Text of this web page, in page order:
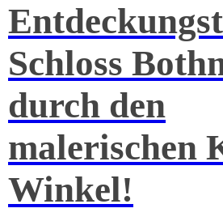
Schloss
durch den
malerischen
Winkel!